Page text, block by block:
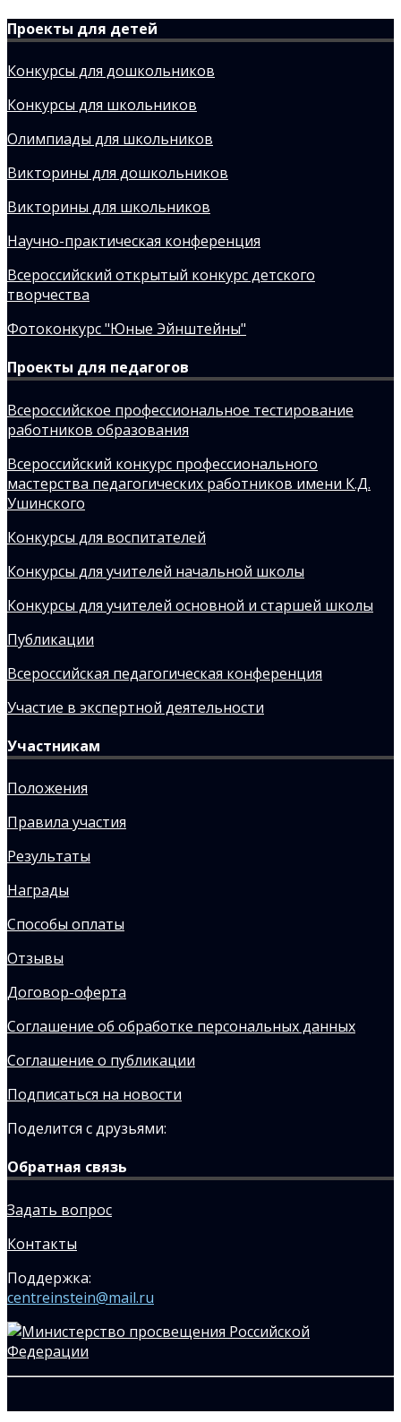
Проекты для детей
Конкурсы для дошкольников
Конкурсы для школьников
Олимпиады для школьников
Викторины для дошкольников
Викторины для школьников
Научно-практическая конференция
Всероссийский открытый конкурс детского
творчества
Фотоконкурс "Юные Эйнштейны"
Проекты для педагогов
Всероссийское профессиональное тестирование
работников образования
Всероссийский конкурс профессионального
мастерства педагогических работников имени К.Д.
Ушинского
Конкурсы для воспитателей
Конкурсы для учителей начальной школы
Конкурсы для учителей основной и старшей школы
Публикации
Всероссийская педагогическая конференция
Участие в экспертной деятельности
Участникам
Положения
Правила участия
Результаты
Награды
Способы оплаты
Отзывы
Договор-оферта
Соглашение об обработке персональных данных
Соглашение о публикации
Подписаться на новости
Поделится с друзьями:
Обратная связь
Задать вопрос
Контакты
Поддержка:
centreinstein@mail.ru